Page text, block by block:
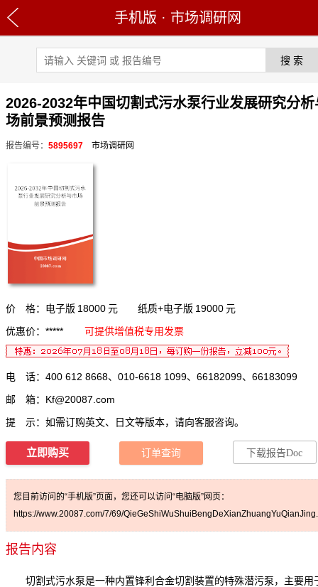
手机版 · 市场调研网
2026-2032年中国切割式污水泵行业发展研究分析
场前景预测报告
报告编号： 5895697 市场调研网
价 格：电子版 18000 元 纸质+电子版 19000 元
优惠价：*****
可提供增值税专用发票
电 话：400 612 8668、010-6618 1099、66182099、66183099
邮 箱： Kf@20087.com
提 示：如需订购英文、日文等版本，请向客服咨询。
立即购买 订单查询 下载报告Doc
您目前访问的“手机版”页面，您还可以访问“电脑版”网页：
https://www.20087.com/7/69/
报告内容
切割式污水泵是一种内置锋利合金切割装置的特殊潜污泵，主要用